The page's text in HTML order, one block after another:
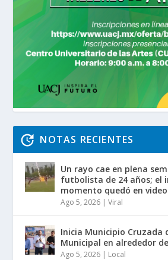
NOTAS RECIENTES
Un rayo cae en plena
futbolista de 24 años; el
momento quedó en video
Ago 5, 2026 |Viral
Inicia Municipio Cruzada
Municipal en alrededor
Ago 5, 2026 | Local